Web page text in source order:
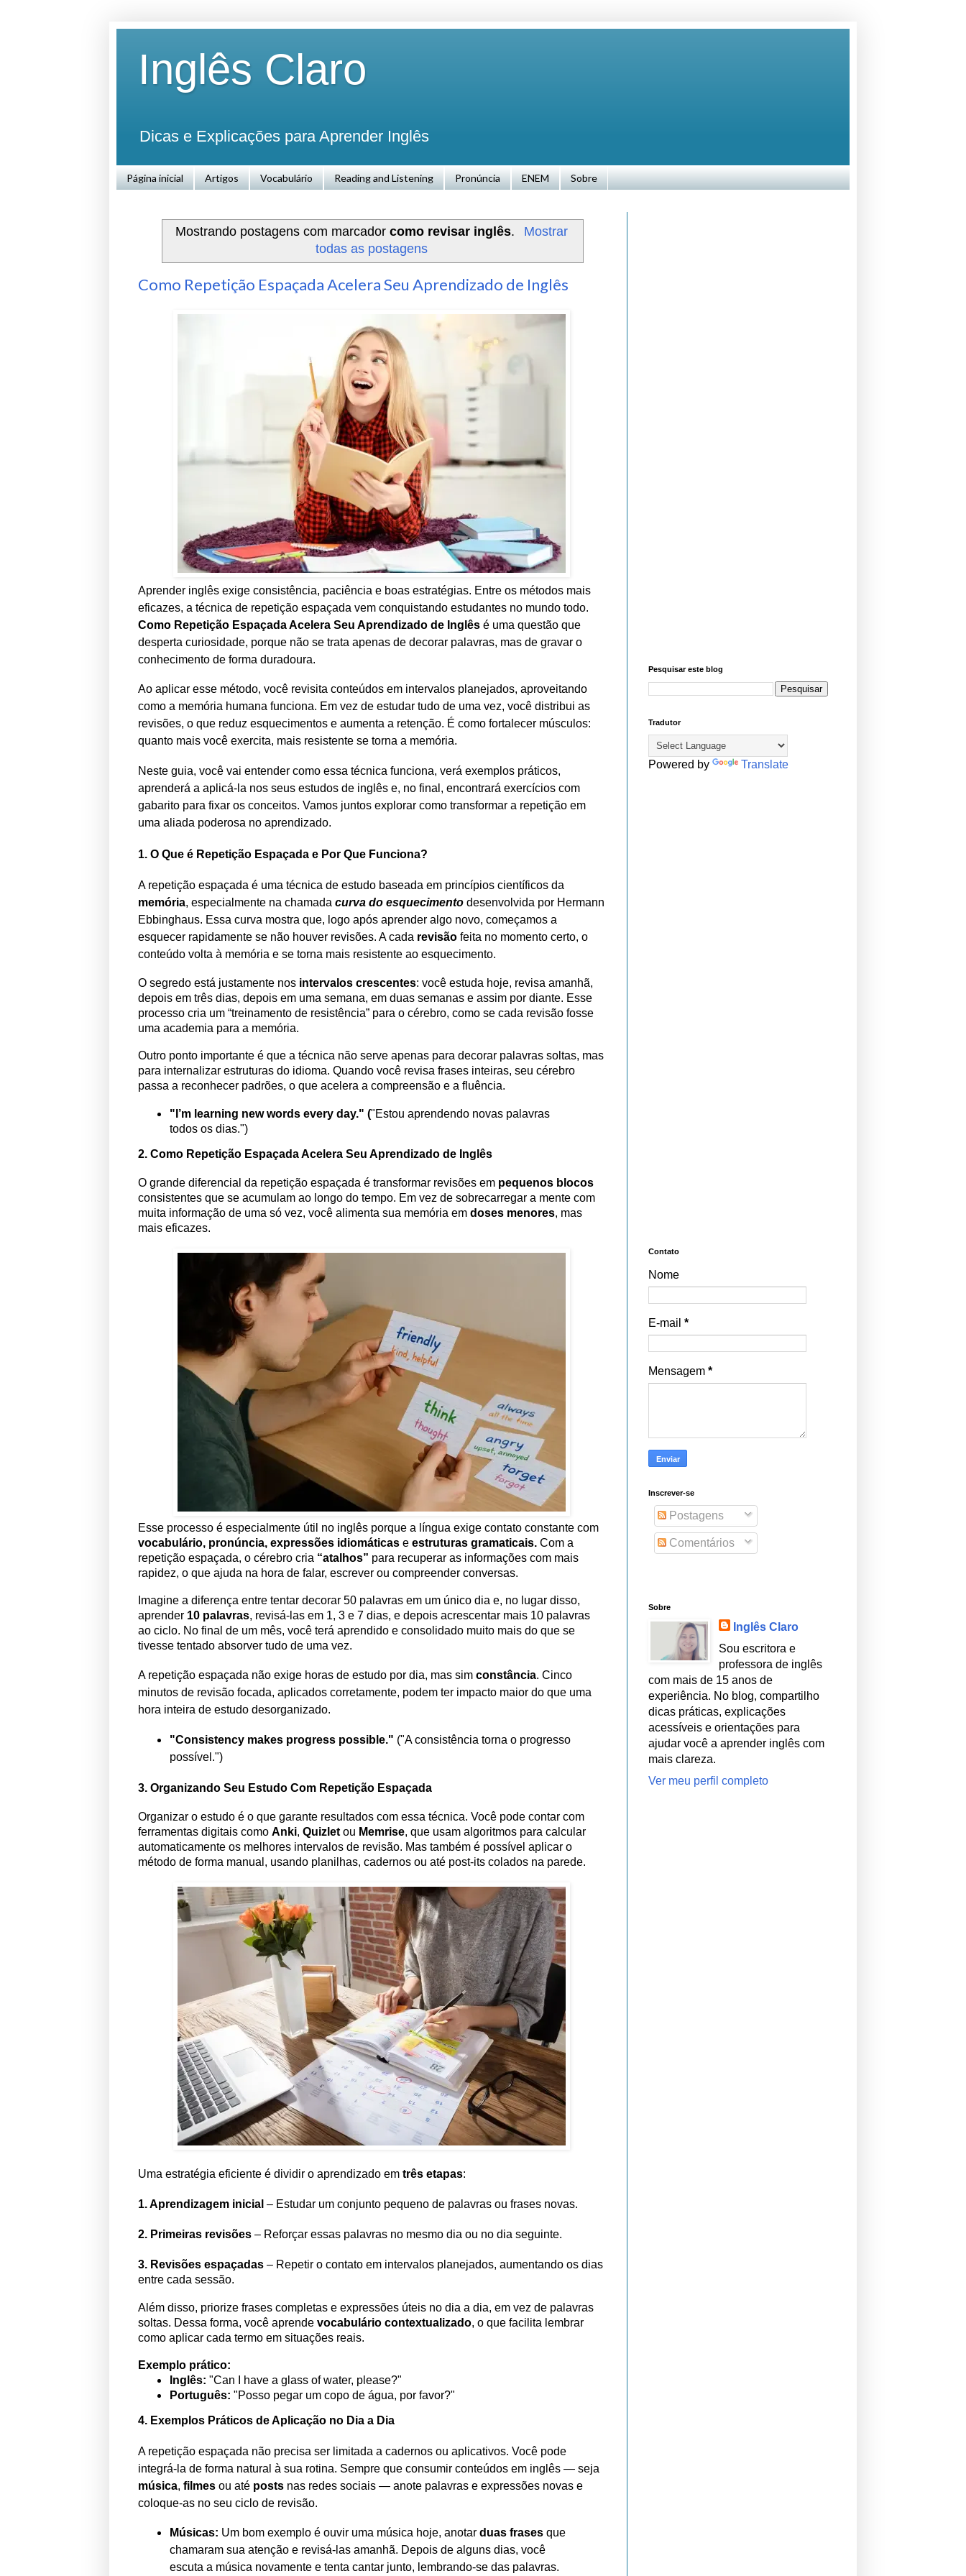
Inglês Claro
Dicas e Explicações para Aprender Inglês
Página inicial Artigos Vocabulário Reading and Listening Pronúncia ENEM Sobre
Mostrando postagens com marcadorcomo revisar inglês.
Mostrar
todas as postagens
Como Repetição Espaçada Acelera Seu Aprendizado de Inglês
Aprender inglês exige consistência, paciência e boas estratégias. Entre os métodos mais
eficazes, a técnica de repetição espaçada vem conquistando estudantes no mundo todo.
Como Repetição Espaçada Acelera Seu Aprendizado de Inglês é uma questão que
desperta curiosidade, porque não se trata apenas de decorar palavras, mas de gravar o
conhecimento de forma duradoura.
Ao aplicar esse método, você revisita conteúdos em intervalos planejados, aproveitando
como a memória humana funciona. Em vez de estudar tudo de uma vez, você distribui as
revisões, o que reduz esquecimentos e aumenta a retenção. É como fortalecer músculos:
quanto mais você exercita, mais resistente se torna a memória.
Neste guia, você vai entender como essa técnica funciona, verá exemplos práticos,
aprenderá a aplicá-la nos seus estudos de inglês e, no final, encontrará exercícios com
gabarito para fixar os conceitos. Vamos juntos explorar como transformar a repetição em
uma aliada poderosa no aprendizado.
1. O Que é Repetição Espaçada e Por Que Funciona?
A repetição espaçada é uma técnica de estudo baseada em princípios científicos da
memória, especialmente na chamada curva do esquecimento desenvolvida por Hermann
Ebbinghaus. Essa curva mostra que, logo após aprender algo novo, começamos a
esquecer rapidamente se não houver revisões. A cada revisão feita no momento certo, o
conteúdo volta à memória e se torna mais resistente ao esquecimento.
O segredo está justamente nos intervalos crescentes: você estuda hoje, revisa amanhã,
depois em três dias, depois em uma semana, em duas semanas e assim por diante. Esse
processo cria um “treinamento de resistência” para o cérebro, como se cada revisão fosse
uma academia para a memória.
Outro ponto importante é que a técnica não serve apenas para decorar palavras soltas, mas
para internalizar estruturas do idioma. Quando você revisa frases inteiras, seu cérebro
passa a reconhecer padrões, o que acelera a compreensão e a fluência.
"I’m learning new words every day." ("Estou aprendendo novas palavras
todos os dias.")
2. Como Repetição Espaçada Acelera Seu Aprendizado de Inglês
O grande diferencial da repetição espaçada é transformar revisões em pequenos blocos
consistentes que se acumulam ao longo do tempo. Em vez de sobrecarregar a mente com
muita informação de uma só vez, você alimenta sua memória em doses menores, mas
mais eficazes.
Esse processo é especialmente útil no inglês porque a língua exige contato constante com
vocabulário, pronúncia, expressões idiomáticas e estruturas gramaticais. Com a
repetição espaçada, o cérebro cria “atalhos” para recuperar as informações com mais
rapidez, o que ajuda na hora de falar, escrever ou compreender conversas.
Imagine a diferença entre tentar decorar 50 palavras em um único dia e, no lugar disso,
aprender 10 palavras, revisá-las em 1, 3 e 7 dias, e depois acrescentar mais 10 palavras
ao ciclo. No final de um mês, você terá aprendido e consolidado muito mais do que se
tivesse tentado absorver tudo de uma vez.
A repetição espaçada não exige horas de estudo por dia, mas sim constância. Cinco
minutos de revisão focada, aplicados corretamente, podem ter impacto maior do que uma
hora inteira de estudo desorganizado.
"Consistency makes progress possible." ("A consistência torna o progresso
possível.")
3. Organizando Seu Estudo Com Repetição Espaçada
Organizar o estudo é o que garante resultados com essa técnica. Você pode contar com
ferramentas digitais como Anki, Quizlet ou Memrise, que usam algoritmos para calcular
automaticamente os melhores intervalos de revisão. Mas também é possível aplicar o
método de forma manual, usando planilhas, cadernos ou até post-its colados na parede.
Uma estratégia eficiente é dividir o aprendizado em três etapas:
1. Aprendizagem inicial – Estudar um conjunto pequeno de palavras ou frases novas.
2. Primeiras revisões – Reforçar essas palavras no mesmo dia ou no dia seguinte.
3. Revisões espaçadas – Repetir o contato em intervalos planejados, aumentando os dias
entre cada sessão.
Além disso, priorize frases completas e expressões úteis no dia a dia, em vez de palavras
soltas. Dessa forma, você aprende vocabulário contextualizado, o que facilita lembrar
como aplicar cada termo em situações reais.
Exemplo prático:
Inglês: "Can I have a glass of water, please?"
Português: "Posso pegar um copo de água, por favor?"
4. Exemplos Práticos de Aplicação no Dia a Dia
A repetição espaçada não precisa ser limitada a cadernos ou aplicativos. Você pode
integrá-la de forma natural à sua rotina. Sempre que consumir conteúdos em inglês — seja
música, filmes ou até posts nas redes sociais — anote palavras e expressões novas e
coloque-as no seu ciclo de revisão.
Músicas: Um bom exemplo é ouvir uma música hoje, anotar duas frases que
chamaram sua atenção e revisá-las amanhã. Depois de alguns dias, você
escuta a música novamente e tenta cantar junto, lembrando-se das palavras.
Pesquisar este blog
Tradutor
Powered by Translate
Contato
Nome
E-mail *
Mensagem *
Inscrever-se
Postagens
Comentários
Sobre
Inglês Claro
Sou escritora e
professora de inglês
com mais de 15 anos de
experiência. No blog, compartilho
dicas práticas, explicações
acessíveis e orientações para
ajudar você a aprender inglês com
mais clareza.
Ver meu perfil completo